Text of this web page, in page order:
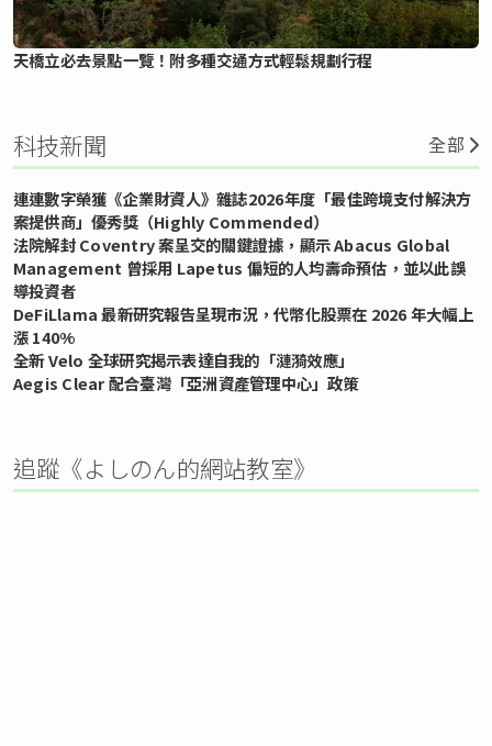
天橋立必去景點一覽！附多種交通方式輕鬆規劃行程
科技新聞 全部
連連數字榮獲《企業財資人》雜誌2026年度「最佳跨境支付解決方
案提供商」優秀獎（Highly Commended）
法院解封 Coventry 案呈交的關鍵證據，顯示 Abacus Global
Management 曾採用 Lapetus 偏短的人均壽命預估，並以此誤
導投資者
DeFiLlama 最新研究報告呈現市況，代幣化股票在 2026 年大幅上
漲 140%
全新 Velo 全球研究揭示表達自我的「漣漪效應」
Aegis Clear 配合臺灣「亞洲資產管理中心」政策
追蹤《よしのん的網站教室》